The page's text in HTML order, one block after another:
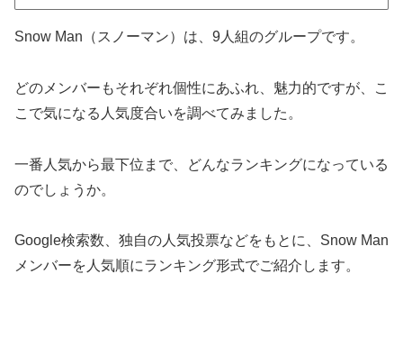
Snow Man（スノーマン）は、9人組のグループです。
どのメンバーもそれぞれ個性にあふれ、魅力的ですが、こ
こで気になる人気度合いを調べてみました。
一番人気から最下位まで、どんなランキングになっている
のでしょうか。
Google検索数、独自の人気投票などをもとに、Snow Man
メンバーを人気順にランキング形式でご紹介します。